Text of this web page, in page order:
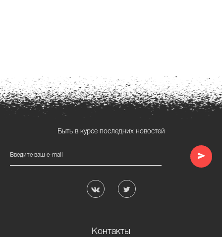
Быть в курсе последних новостей
Введите ваш e-mail
Контакты